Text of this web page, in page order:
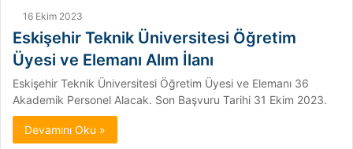
16 Ekim 2023
Eskişehir Teknik Üniversitesi Öğretim
Üyesi ve Elemanı Alım İlanı
Eskişehir Teknik Üniversitesi Öğretim Üyesi ve Elemanı 36
Akademik Personel Alacak. Son Başvuru Tarihi 31 Ekim 2023.
Devamını Oku »